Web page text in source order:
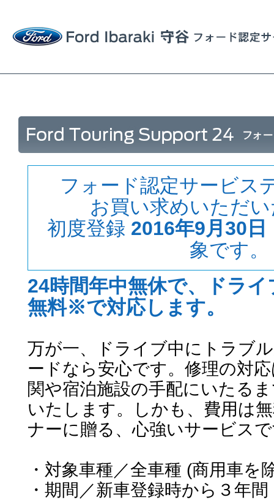
フォード認定サービス
お買い求めいただ
初度登録 2016年9月30日
象です。
24時間年中無休で、ドラ
無料※で対応します。
万が一、ドライブ中にトラブ
ードなら安心です。修理の対
関や宿泊施設の手配にいたる
いたします。しかも、費用は
ナーに贈る、心強いサービス
・対象車種／全車種 (商用車を
・期間／新車登録時から３年間